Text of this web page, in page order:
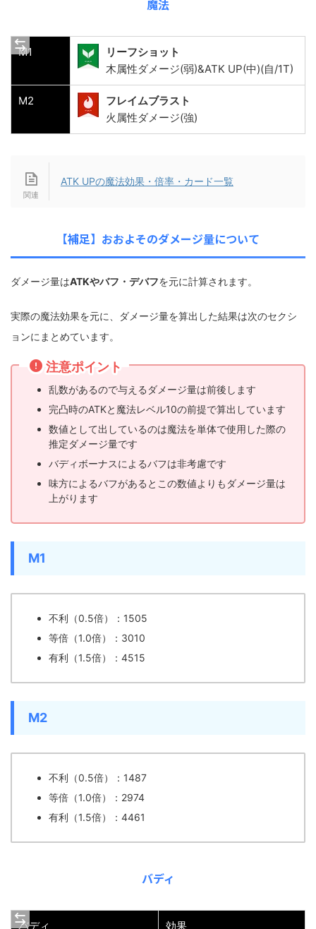
魔法
M1
リーフショット
木属性ダメージ(弱)&ATK UP(中)(自/1T)
M2
フレイムブラスト
火属性ダメージ(強)
ATK UPの魔法効果・倍率・カード一覧
【補足】おおよそのダメージ量について
ダメージ量はATKやバフ・デバフを元に計算されます。
実際の魔法効果を元に、ダメージ量を算出した結果は次のセクシ
ョンにまとめています。
注意ポイント
乱数があるので与えるダメージ量は前後します
完凸時のATKと魔法レベル10の前提で算出しています
数値として出しているのは魔法を単体で使用した際の
推定ダメージ量です
バディボーナスによるバフは非考慮です
味方によるバフがあるとこの数値よりもダメージ量は
上がります
M1
不利（0.5倍）：1505
等倍（1.0倍）：3010
有利（1.5倍）：4515
M2
不利（0.5倍）：1487
等倍（1.0倍）：2974
有利（1.5倍）：4461
バディ
バディ 効果